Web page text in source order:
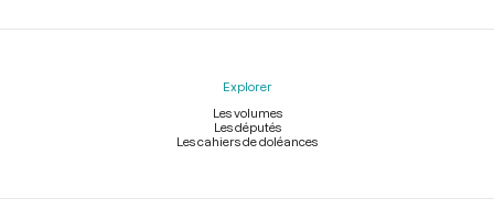
Explorer
Les volumes
Les députés
Les cahiers de doléances